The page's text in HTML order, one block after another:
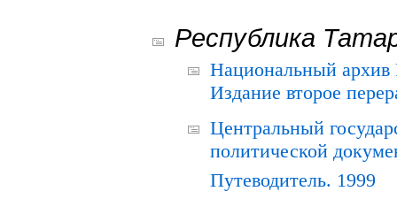
Республика
Национальный архив
Издание второе
Центральный
политической
Путеводитель. 1999